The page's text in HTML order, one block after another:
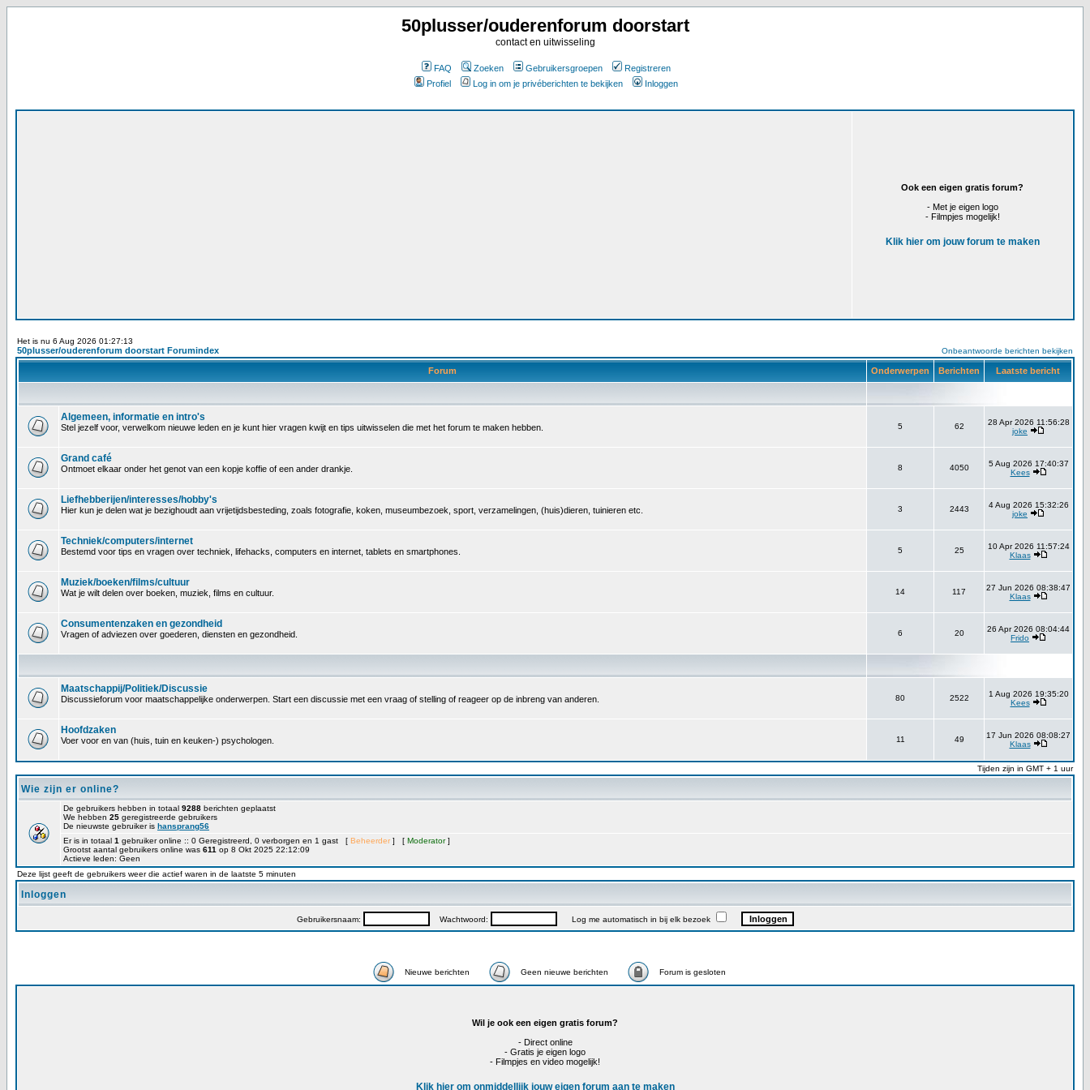
50plusser/ouderenforum doorstart
contact en uitwisseling
FAQ Zoeken Gebruikersgroepen
Registreren
Profiel
Log in om je privéberichten te bekijken Inloggen
Ook een eigen gratis forum?
- Met je eigen logo
- Filmpjes mogelijk!
Klik hier om jouw forum te maken
Het is nu 6 Aug 2026 01:27:13
50plusser/ouderenforum doorstart Forumindex Onbeantwoorde berichten bekijken
Forum Onderwerpen Berichten Laatste bericht
Algemeen, informatie en intro's
Stel jezelf voor, verwelkom nieuwe leden en je kunt hier vragen kwijt en tips uitwisselen die met het forum te maken hebben. 5 62
28 Apr 2026 11:56:28
joke
Grand café
Ontmoet elkaar onder het genot van een kopje koffie of een ander drankje. 8 4050
5 Aug 2026 17:40:37
Kees
Liefhebberijen/interesses/hobby's
Hier kun je delen wat je bezighoudt aan vrijetijdsbesteding, zoals fotografie, koken, museumbezoek, sport, verzamelingen, (huis)dieren, tuinieren etc. 3 2443
4 Aug 2026 15:32:26
joke
Techniek/computers/internet
Bestemd voor tips en vragen over techniek, lifehacks, computers en internet, tablets en smartphones. 5 25
10 Apr 2026 11:57:24
Klaas
Muziek/boeken/films/cultuur
Wat je wilt delen over boeken, muziek, films en cultuur. 14 117
27 Jun 2026 08:38:47
Klaas
Consumentenzaken en gezondheid
Vragen of adviezen over goederen, diensten en gezondheid. 6 20
26 Apr 2026 08:04:44
Frido
Maatschappij/Politiek/Discussie
Discussieforum voor maatschappelijke onderwerpen. Start een discussie met een vraag of stelling of reageer op de inbreng van anderen. 80 2522
1 Aug 2026 19:35:20
Kees
Hoofdzaken
Voer voor en van (huis, tuin en keuken-) psychologen. 11 49
17 Jun 2026 08:08:27
Klaas
Tijden zijn in GMT + 1 uur
Wie zijn er online?
De gebruikers hebben in totaal 9288 berichten geplaatst
We hebben 25 geregistreerde gebruikers
De nieuwste gebruiker is hansprang56
Er is in totaal 1 gebruiker online :: 0 Geregistreerd, 0 verborgen en 1 gast [ Beheerder ] [ Moderator]
Grootst aantal gebruikers online was 611 op 8 Okt 2025 22:12:09
Actieve leden: Geen
Deze lijst geeft de gebruikers weer die actief waren in de laatste 5 minuten
Inloggen
Gebruikersnaam: Wachtwoord: Log me automatisch in bij elk bezoek
Nieuwe berichten Geen nieuwe berichten Forum is gesloten
Wil je ook een eigen gratis forum?
- Direct online
- Gratis je eigen logo
- Filmpjes en video mogelijk!
Klik hier om onmiddellijk jouw eigen forum aan te maken